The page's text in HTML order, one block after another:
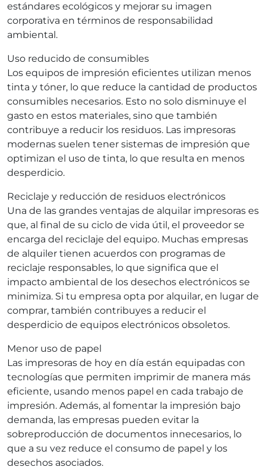
estándares ecológicos y mejorar su imagen
corporativa en términos de responsabilidad
ambiental.
Uso reducido de consumibles
Los equipos de impresión eficientes utilizan menos
tinta y tóner, lo que reduce la cantidad de productos
consumibles necesarios. Esto no solo disminuye el
gasto en estos materiales, sino que también
contribuye a reducir los residuos. Las impresoras
modernas suelen tener sistemas de impresión que
optimizan el uso de tinta, lo que resulta en menos
desperdicio.
Reciclaje y reducción de residuos electrónicos
Una de las grandes ventajas de alquilar impresoras es
que, al final de su ciclo de vida útil, el proveedor se
encarga del reciclaje del equipo. Muchas empresas
de alquiler tienen acuerdos con programas de
reciclaje responsables, lo que significa que el
impacto ambiental de los desechos electrónicos se
minimiza. Si tu empresa opta por alquilar, en lugar de
comprar, también contribuyes a reducir el
desperdicio de equipos electrónicos obsoletos.
Menor uso de papel
Las impresoras de hoy en día están equipadas con
tecnologías que permiten imprimir de manera más
eficiente, usando menos papel en cada trabajo de
impresión. Además, al fomentar la impresión bajo
demanda, las empresas pueden evitar la
sobreproducción de documentos innecesarios, lo
que a su vez reduce el consumo de papel y los
desechos asociados.